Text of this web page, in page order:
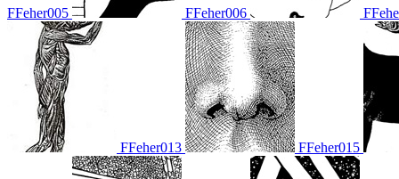
FFeher005 FFeher006
FFeher013 FFeher015